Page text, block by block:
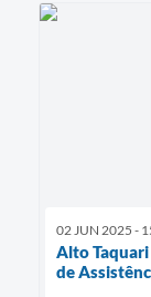
02 JUN 2025 -
Alto
de